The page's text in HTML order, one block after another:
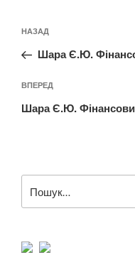
записів
Попередній
запис:
НАЗАД
Шара Є.Ю.
Наступний
запис
ВПЕРЕД
Шара Є.Ю.
за